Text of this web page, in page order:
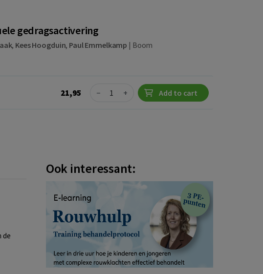
gedragsactivering
, Kees Hoogduin, Paul Emmelkamp | Boom
21,95 Quantity
− + Add to cart
de
Ook interessant: